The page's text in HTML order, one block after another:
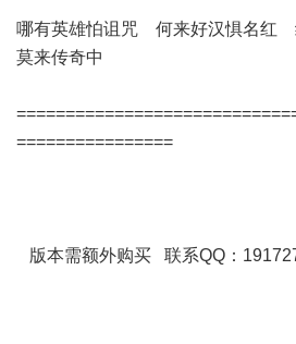
哪有英雄怕诅咒 何来好汉惧名红
莫来传奇中
================
版本需额外购买 联系QQ：